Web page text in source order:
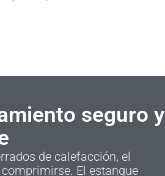
seguro y
de calefacción, el
El estanque